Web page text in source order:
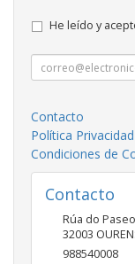
He leído y
Contacto
Política Privacidad
Condiciones de
Contacto
Rúa do
32003
988540008